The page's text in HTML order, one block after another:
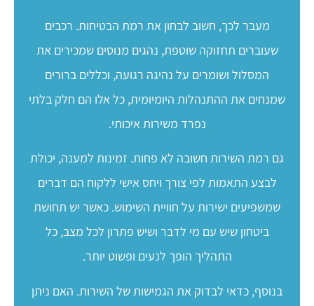
מעבר לכך, חשוב לבחון את רמת הבטיחות. רכבים
שעוברים תחזוקה שוטפת, נהגים מנוסים שמכירים את
המסלול ושומרים על נהיגה רגועה, וכללים ברורים
שמנחים את ההתנהלות היומיומית, כל אלו הם חלק בלתי
נפרד משירות איכותי.
גם רמת השירות חשובה לא פחות. זמינות למענה, יכולת
לבצע התאמות לפי צורך ויחס אישי ללקוח הם דברים
שמשפיעים ישירות על חוויית השימוש. כאשר יש תחושת
ביטחון שיש עם מי לדבר ושיש פתרון לכל מצב, כל
התהליך הופך לנעים ופשוט יותר.
בנוסף, כדאי לבדוק את הגמישות של השירות. האם ניתן